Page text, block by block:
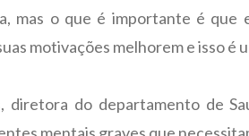
mas o que é importante é que
motivações melhorem e isso é
diretora do departamento de